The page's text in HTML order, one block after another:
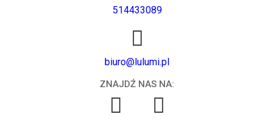
514433089
biuro@lulumi.pl
ZNAJDŹ NAS NA: